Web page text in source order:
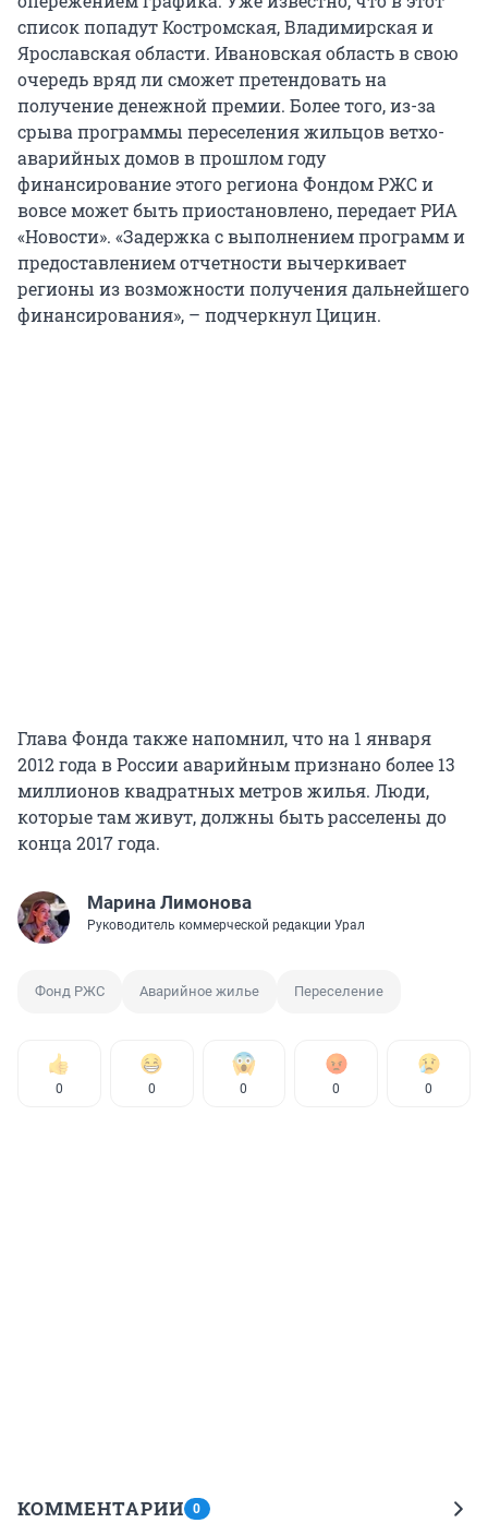
список попадут Костромская, Владимирская и
Ярославская области. Ивановская область в свою
очередь вряд ли сможет претендовать на
получение денежной премии. Более того, из-за
срыва программы переселения жильцов ветхо-
аварийных домов в прошлом году
финансирование этого региона Фондом РЖС и
вовсе может быть приостановлено, передает РИА
«Новости». «Задержка с выполнением программ и
предоставлением отчетности вычеркивает
регионы из возможности получения дальнейшего
финансирования», – подчеркнул Цицин.
Глава Фонда также напомнил, что на 1 января
2012 года в России аварийным признано более 13
миллионов квадратных метров жилья. Люди,
которые там живут, должны быть расселены до
конца 2017 года.
Марина Лимонова
Руководитель коммерческой редакции Урал
Фонд РЖС Аварийное жилье Переселение
0 0 0 0 0
КОММЕНТАРИИ 0